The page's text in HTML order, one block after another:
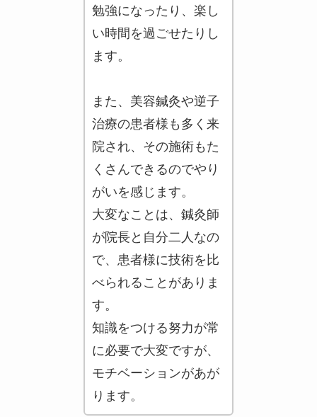
勉強になったり、楽し
い時間を過ごせたりし
ます。
また、美容鍼灸や逆子
治療の患者様も多く来
院され、その施術もた
くさんできるのでやり
がいを感じます。
大変なことは、鍼灸師
が院長と自分二人なの
で、患者様に技術を比
べられることがありま
す。
知識をつける努力が常
に必要で大変ですが、
モチベーションがあが
ります。